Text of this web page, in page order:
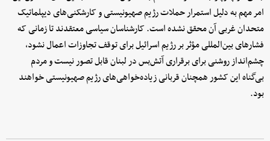
امر مهم به دلیل استمرار حملات رژیم صهیونیستی و کارشکنی‌های دیپلماتیک
متحدان غربی آن محقق نشده است. کارشناسان سیاسی معتقدند تا زمانی که
فشارهای بین‌المللی مؤثر بر رژیم اسرائیل برای توقف تجاوزات اعمال نشود،
چشم‌انداز روشنی برای برقراری آتش‌بس در لبنان قابل تصور نیست و مردم
بی‌گناه این کشور همچنان قربانی زیاده‌خواهی‌های رژیم صهیونیستی خواهند
بود.